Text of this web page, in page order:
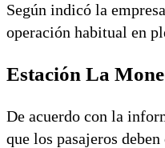
Según indicó la
operación habitual en
Estación La
De acuerdo con la
que los pasajeros